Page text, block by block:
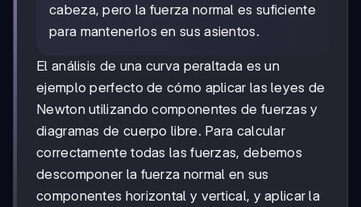
cabeza, pero la fuerza normal es suficiente
para mantenerlos en sus asientos.
El análisis de una curva peraltada es un
ejemplo perfecto de cómo aplicar las leyes de
Newton utilizando componentes de fuerzas y
diagramas de cuerpo libre. Para calcular
correctamente todas las fuerzas, debemos
descomponer la fuerza normal en sus
componentes horizontal y vertical, y aplicar la